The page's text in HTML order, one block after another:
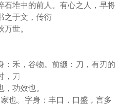
石堆中的前人。有心之人，早将
之于文，传衍
世。
：禾，谷物。前缀：刀，有刃的
，刀
功效也。
家也。字身：丰口，口盛，言多